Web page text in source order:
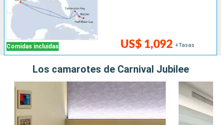
Comidas incluidas US$ 1,092 +Tasas
Los camarotes de Carnival Jubilee